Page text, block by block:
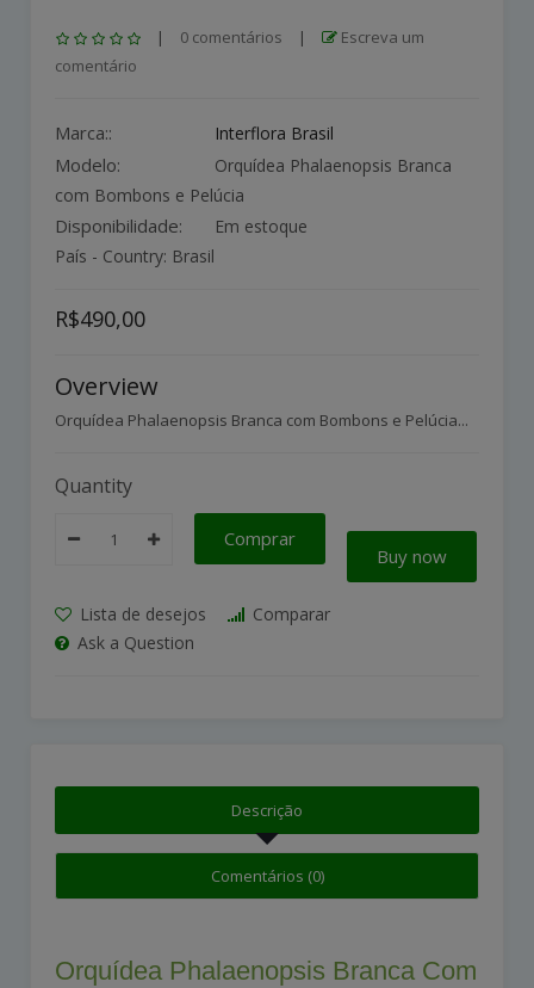
| 0 comentários |
Escreva um
comentário
Marca:: Interflora Brasil
Modelo:
Orquídea Phalaenopsis Branca
com Bombons e Pelúcia
Disponibilidade:
Em estoque
País - Country: Brasil
R$490,00
Overview
Orquídea Phalaenopsis Branca com Bombons e Pelúcia...
Quantity
Comprar
Buy now
Lista de desejos
Comparar
Ask a Question
Descrição
Comentários (0)
Orquídea Phalaenopsis Branca Com